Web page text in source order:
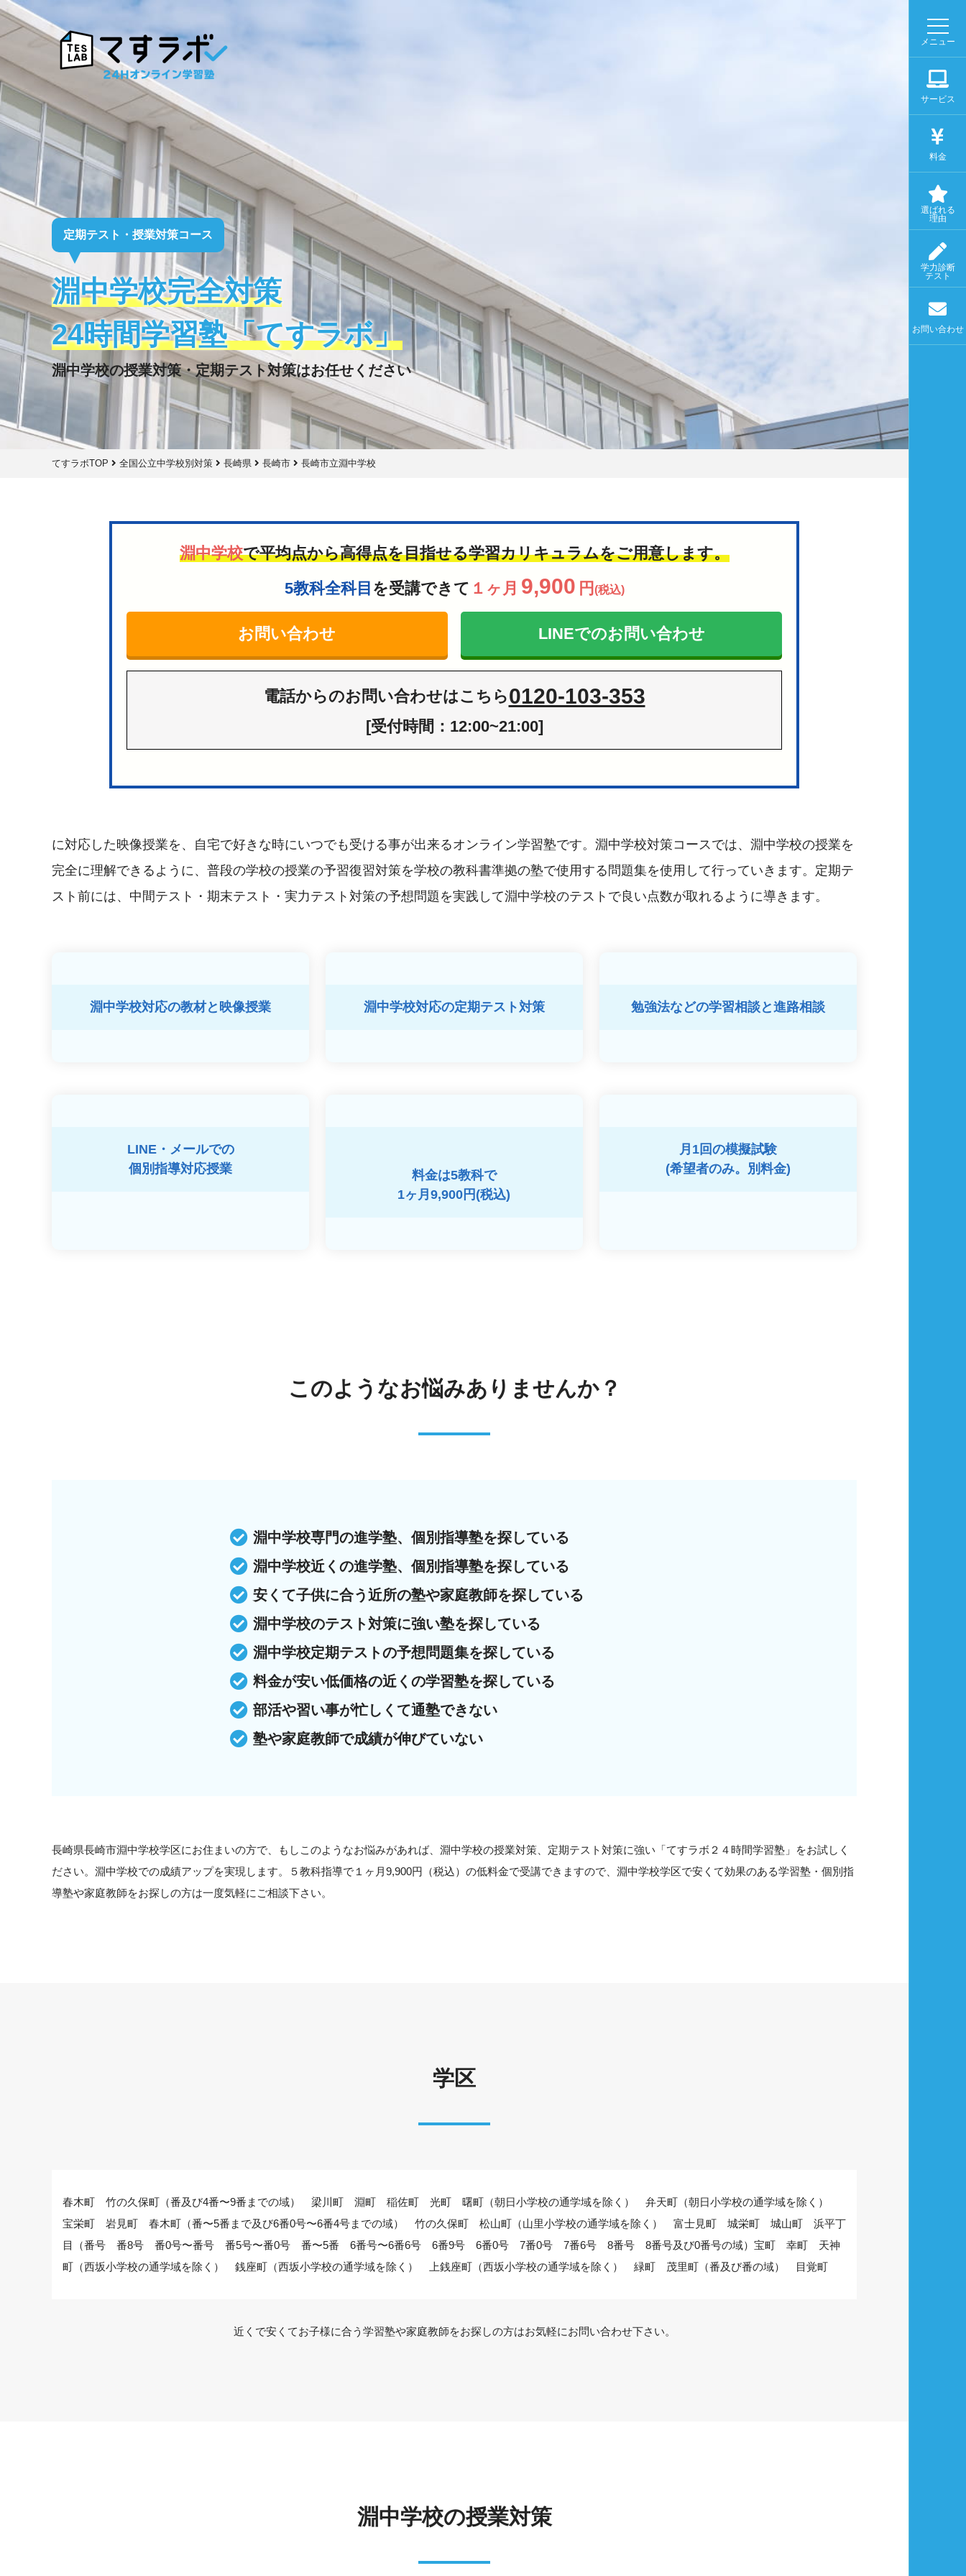
メニュー
サービス
料金
選ばれる
理由
学力診断
テスト
お問い合わせ
定期テスト・授業対策コース
淵中学校完全対策
24時間学習塾「てすラボ」
淵中学校の授業対策・定期テスト対策はお任せください
てすラボTOP 全国公立中学校別対策 長崎県 長崎市 長崎市立淵中学校
淵中学校で平均点から高得点を目指せる学習カリキュラムをご用意します。
5教科全科目 を受講できて １ヶ月 9,900 円 (税込)
お問い合わせ LINEでのお問い合わせ
電話からのお問い合わせはこちら0120-103-353
[受付時間：12:00~21:00]
に対応した映像授業を、自宅で好きな時にいつでも受ける事が出来るオンライン学習塾です。淵中学校対策コースでは、淵中学校の授業を
完全に理解できるように、普段の学校の授業の予習復習対策を学校の教科書準拠の塾で使用する問題集を使用して行っていきます。定期テ
スト前には、中間テスト・期末テスト・実力テスト対策の予想問題を実践して淵中学校のテストで良い点数が取れるように導きます。
淵中学校対応の教材と映像授業 淵中学校対応の定期テスト対策 勉強法などの学習相談と進路相談
LINE・メールでの
個別指導対応授業
料金は5教科で
1ヶ月9,900円(税込)
月1回の模擬試験
(希望者のみ。別料金)
このようなお悩みありませんか？
淵中学校専門の進学塾、個別指導塾を探している
淵中学校近くの進学塾、個別指導塾を探している
安くて子供に合う近所の塾や家庭教師を探している
淵中学校のテスト対策に強い塾を探している
淵中学校定期テストの予想問題集を探している
料金が安い低価格の近くの学習塾を探している
部活や習い事が忙しくて通塾できない
塾や家庭教師で成績が伸びていない
長崎県長崎市淵中学校学区にお住まいの方で、もしこのようなお悩みがあれば、淵中学校の授業対策、定期テスト対策に強い「てすラボ２４時間学習塾」をお試しく
ださい。淵中学校での成績アップを実現します。５教科指導で１ヶ月9,900円（税込）の低料金で受講できますので、淵中学校学区で安くて効果のある学習塾・個別指
導塾や家庭教師をお探しの方は一度気軽にご相談下さい。
学区
春木町 竹の久保町（番及び4番〜9番までの域） 梁川町 淵町 稲佐町 光町 曙町（朝日小学校の通学域を除く） 弁天町（朝日小学校の通学域を除く）
宝栄町 岩見町 春木町（番〜5番まで及び6番0号〜6番4号までの域） 竹の久保町 松山町（山里小学校の通学域を除く） 富士見町 城栄町 城山町 浜平丁
目（番号 番8号 番0号〜番号 番5号〜番0号 番〜5番 6番号〜6番6号 6番9号 6番0号 7番0号 7番6号 8番号 8番号及び0番号の域）宝町 幸町 天神
町（西坂小学校の通学域を除く） 銭座町（西坂小学校の通学域を除く） 上銭座町（西坂小学校の通学域を除く） 緑町 茂里町（番及び番の域） 目覚町
近くで安くてお子様に合う学習塾や家庭教師をお探しの方はお気軽にお問い合わせ下さい。
淵中学校の授業対策